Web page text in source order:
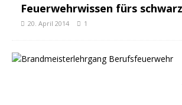
Feuerwehrwissen fürs
20. April 2014 1